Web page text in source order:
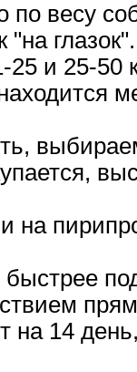
по весу
"на
25 и 25-50
на
на 14